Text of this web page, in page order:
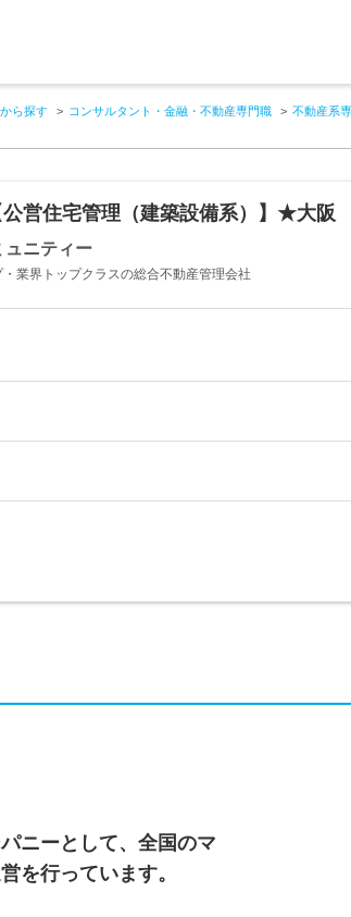
ら探す コンサルタント・金融・不動産専門職 不動産系
営住宅管理（建築設備系）】★大阪
ュニティー
業界トップクラスの総合不動産管理会社
ニーとして、全国のマ
を行っています。